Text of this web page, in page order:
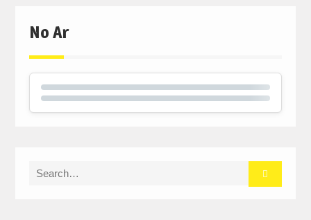
No Ar
Search